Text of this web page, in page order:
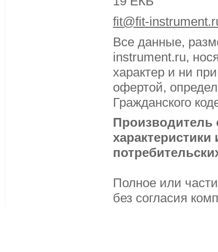
fit@fit-
Все данные,
instrument.ru,
характер и ни
офертой,
Гражданского
Производитель
Полное или
без согласия